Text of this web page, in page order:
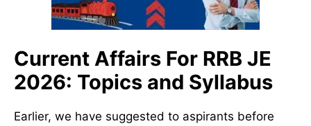
Current Affairs For RRB JE
2026: Topics and Syllabus
Earlier, we have suggested to aspirants before